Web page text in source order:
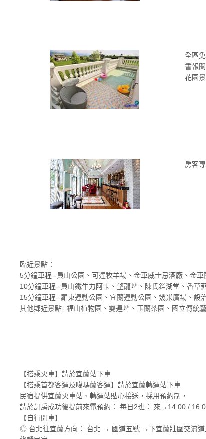
全區
書報
花園
房客
臨近景點：
5分鐘車程--員山公園、可達牧羊場、金車威士忌酒廠、金
10分鐘車程--員山鐵牛力阿卡、望龍埤、陳氏鑑湖堂、香草
15分鐘車程--羅東運動公園、宜蘭運動公園、幾米廣場、設
其他鄰近景點--福山植物園、雙連埤、玉蘭茶園、國立傳統
【搭乘火車】請於宜蘭站下車
【搭乘首都客運及噶瑪蘭客運】請於宜蘭轉運站下車
民宿提供宜蘭火車站、轉運站貼心接送，採用預約制，
請於訂房成功後提前來電預約： 每日2班： 來→14:00 /
【自行開車】
◎ 台北往宜蘭方向： 台北 → 國道五號 →下宜蘭壯圍交流